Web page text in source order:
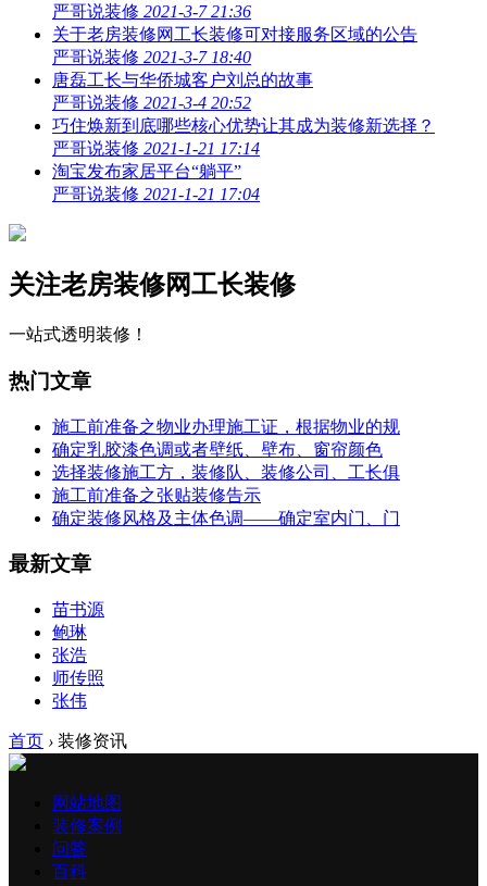
严哥说装修 2021-3-7 21:36
关于老房装修网工长装修可对接服务区域的公告
严哥说装修 2021-3-7 18:40
唐磊工长与华侨城客户刘总的故事
严哥说装修 2021-3-4 20:52
巧住焕新到底哪些核心优势让其成为装修新选择？
严哥说装修 2021-1-21 17:14
淘宝发布家居平台“躺平”
严哥说装修 2021-1-21 17:04
关注老房装修网工长装修
一站式透明装修！
热门文章
施工前准备之物业办理施工证，根据物业的规
确定乳胶漆色调或者壁纸、壁布、窗帘颜色
选择装修施工方，装修队、装修公司、工长俱
施工前准备之张贴装修告示
确定装修风格及主体色调——确定室内门、门
最新文章
苗书源
鲍琳
张浩
师传照
张伟
首页 › 装修资讯
网站地图
装修案例
问答
百科